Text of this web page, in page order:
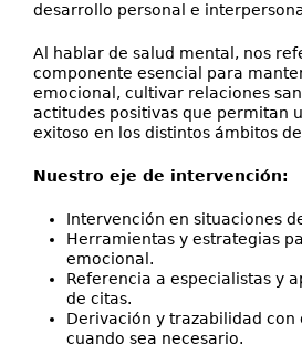
desarrollo personal e
Al hablar de salud mental, nos
componente esencial para
emocional, cultivar relaciones
actitudes positivas que permitan
exitoso en los distintos ámbitos
Nuestro eje de intervención:
Intervención en situaciones
Herramientas y estrategias
emocional.
Referencia a especialistas y
de citas.
Derivación y trazabilidad con
cuando sea necesario.